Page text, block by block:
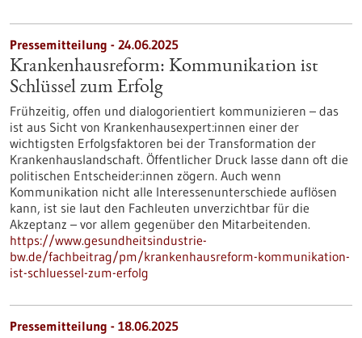
Pressemitteilung - 24.06.2025
Krankenhausreform: Kommunikation ist
Schlüssel zum Erfolg
Frühzeitig, offen und dialogorientiert kommunizieren – das
ist aus Sicht von Krankenhausexpert:innen einer der
wichtigsten Erfolgsfaktoren bei der Transformation der
Krankenhauslandschaft. Öffentlicher Druck lasse dann oft die
politischen Entscheider:innen zögern. Auch wenn
Kommunikation nicht alle Interessenunterschiede auflösen
kann, ist sie laut den Fachleuten unverzichtbar für die
Akzeptanz – vor allem gegenüber den Mitarbeitenden.
https://www.gesundheitsindustrie-
bw.de/fachbeitrag/pm/krankenhausreform-kommunikation-
ist-schluessel-zum-erfolg
Pressemitteilung - 18.06.2025